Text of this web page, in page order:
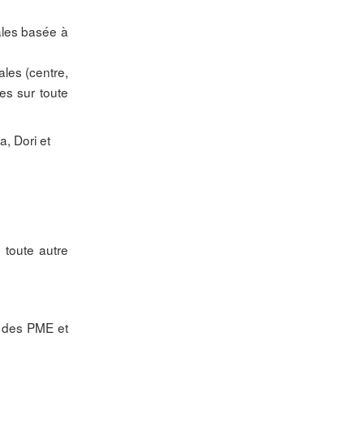
basée à
(centre,
sur toute
Dori et
toute autre
PME et